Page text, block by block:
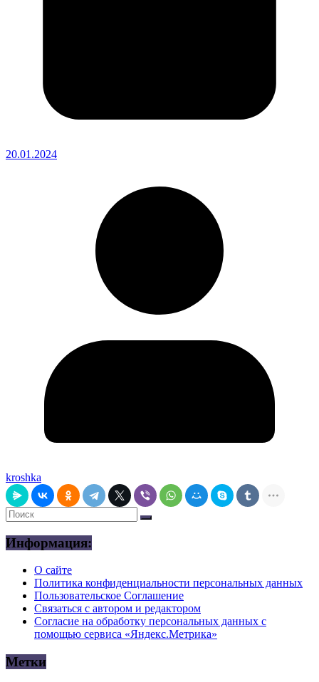
20.01.2024
kroshka
Информация:
О сайте
Политика конфиденциальности персональных данных
Пользовательское Соглашение
Связаться с автором и редактором
Согласие на обработку персональных данных с
помощью сервиса «Яндекс.Метрика»
Метки